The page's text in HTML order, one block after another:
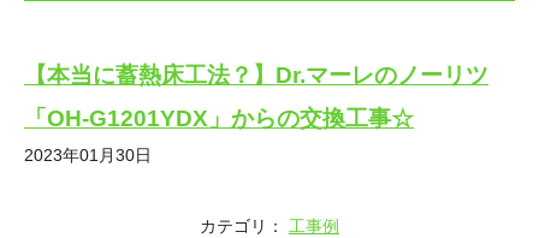
【本当に蓄熱床工法？】Dr.マーレのノーリツ
「OH-G1201YDX」からの交換工事☆
2023年01月30日
カテゴリ： 工事例